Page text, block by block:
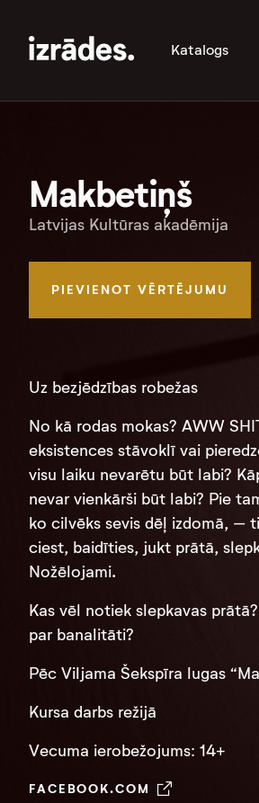
Katalogs
Makbetiņš
Latvijas Kultūras akadēmija
PIEVIENOT VĒRTĒJUMU
Uz bezjēdzības robežas
No kā rodas mokas? AWW
eksistences stāvoklī vai
visu laiku nevarētu būt labi?
nevar vienkārši būt labi? Pie
ko cilvēks sevis dēļ izdomā, –
ciest, baidīties, jukt prātā,
Nožēlojami.
Kas vēl notiek slepkavas
par banalitāti?
Pēc Viljama Šekspīra lugas
Kursa darbs režijā
Vecuma ierobežojums: 14+
FACEBOOK.COM